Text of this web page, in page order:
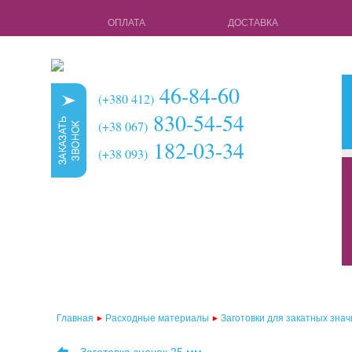
ОПЛАТА ДОСТАВКА
(+380 412) 46-84-60
(+38 067) 830-54-54
(+38 093) 182-03-34
Главная Расходные материалы Заготовки для закатных